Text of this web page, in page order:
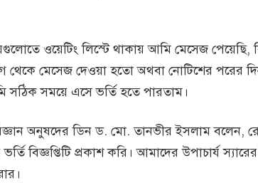
ওয়েটিং লিস্টে থাকায় আমি মেসেজ
মেসেজ দেওয়া হতো অথবা নোটিশের পরের
সময়ে এসে ভর্তি হতে পারতাম।
বিজ্ঞান অনুষদের ডিন ড. মো. তানভীর ইসলাম বলেন,
বিজ্ঞপ্তিটি প্রকাশ করি। আমাদের উপাচার্য